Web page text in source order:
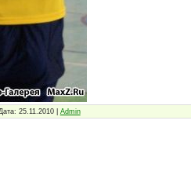
25.11.2010 | Admin